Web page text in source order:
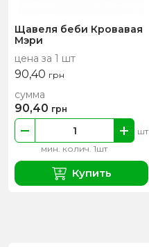
Щавеля беби Кровавая
Мэри
цена за 1 шт
90,40 грн
мин. колич. 1шт
шт
сумма
90,40 грн
Купить